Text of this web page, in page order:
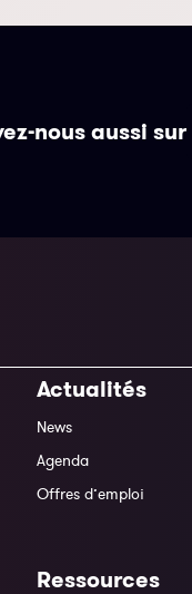
nous aussi sur
Actualités
News
Agenda
Offres d’emploi
Ressources